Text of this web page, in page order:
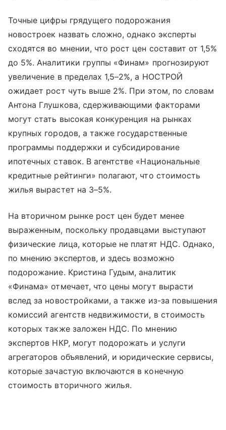
Точные цифры грядущего подорожания
новостроек назвать сложно, однако эксперты
сходятся во мнении, что рост цен составит от 1,5%
до 5%. Аналитики группы «‎Финам»‎ прогнозируют
увеличение в пределах 1,5–2%, а НОСТРОЙ
ожидает рост чуть выше 2%. При этом, по словам
Антона Глушкова, сдерживающими факторами
могут стать высокая конкуренция на рынках
крупных городов, а также государственные
программы поддержки и субсидирование
ипотечных ставок. В агентстве «Национальные
кредитные рейтинги» полагают, что стоимость
жилья вырастет на 3–5%.
На вторичном рынке рост цен будет менее
выраженным, поскольку продавцами выступают
физические лица, которые не платят НДС. Однако,
по мнению экспертов, и здесь возможно
подорожание. Кристина Гудым, аналитик
«Финама» отмечает, что цены могут вырасти
вслед за новостройками, а также из-за повышения
комиссий агентств недвижимости, в стоимость
которых также заложен НДС. По мнению
экспертов НКР, могут подорожать и услуги
агрегаторов объявлений, и юридические сервисы,
которые зачастую включаются в конечную
стоимость вторичного жилья.